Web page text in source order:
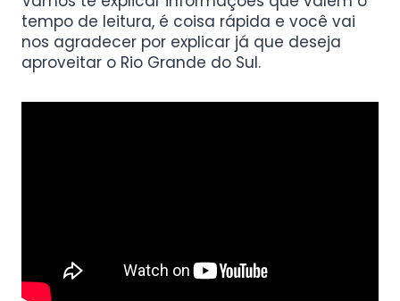
tempo de leitura, é coisa rápida e você vai
nos agradecer por explicar já que deseja
aproveitar o Rio Grande do Sul.